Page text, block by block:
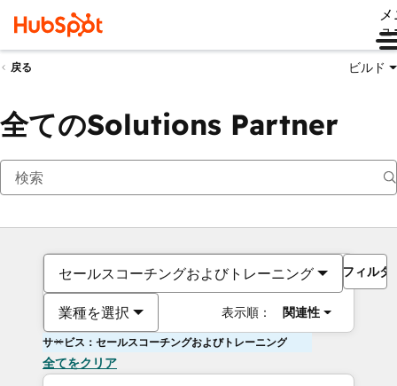
ュ
戻る ビルド
全てのSolutions Partner
セールスコーチングおよびトレーニング
業種を選択 表示順： 関連性
フィルタ
サービス：セールスコーチングおよびトレーニング
全てをクリア